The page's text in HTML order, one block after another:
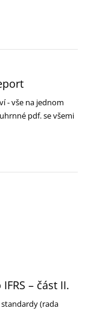
- vše na jednom
pdf. se všemi
– část II.
(rada